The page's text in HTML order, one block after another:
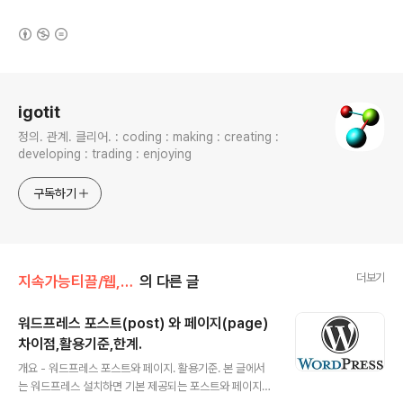
igotit
정의. 관계. 클리어. : coding : making : creating :
developing : trading : enjoying
구독하기
지속가능티끌/웹,워드프레스 의 다른 글 더보기
워드프레스 포스트(post) 와 페이지(page)
차이점,활용기준,한계.
개요 - 워드프레스 포스트와 페이지. 활용기준. 본 글에서
는 워드프레스 설치하면 기본 제공되는 포스트와 페이지의